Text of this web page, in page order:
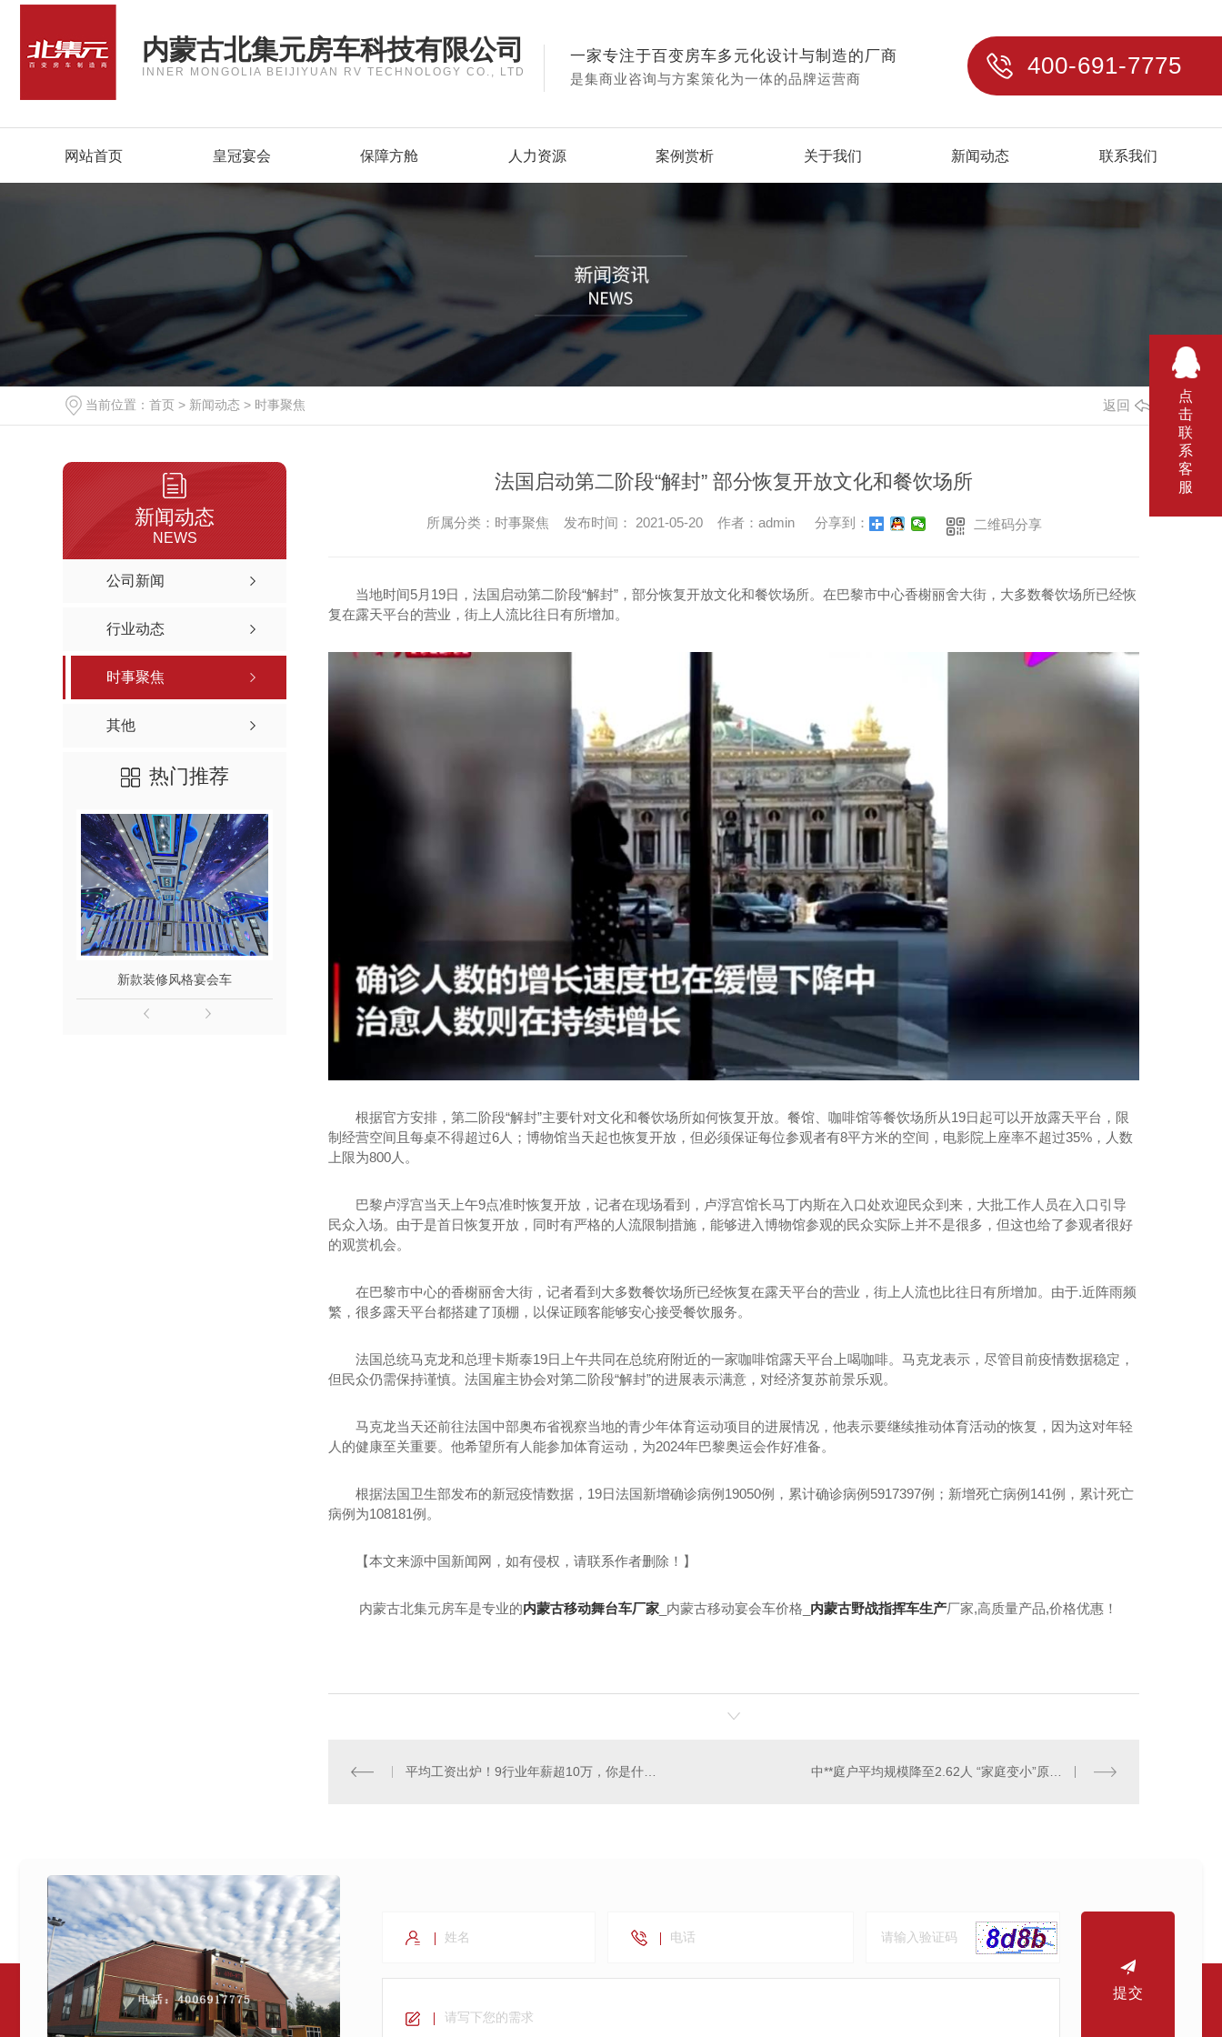
内蒙古北集元房车科技有限公司
INNER MONGOLIA BEIJIYUAN RV TECHNOLOGY CO., LTD
一家专注于百变房车多元化设计与制造的厂商
是集商业咨询与方案策化为一体的品牌运营商 400-691-7775
网站首页 皇冠宴会 保障方舱 人力资源 案例赏析 关于我们 新闻动态 联系我们
当前位置： 首页 > 新闻动态 > 时事聚焦 返回
新闻动态
NEWS
公司新闻
行业动态
时事聚焦
其他
热门推荐
新款装修风格宴会车 6.8米餐住一体多功能车 金标皇冠15米长宴会餐车 新款20桌宴会车厂家
法国启动第二阶段“解封” 部分恢复开放文化和餐饮场所
所属分类：时事聚焦 发布时间： 2021-05-20 作者：admin 分享到： 二维码分享
当地时间5月19日，法国启动第二阶段“解封”，部分恢复开放文化和餐饮场所。在巴黎市中心香榭丽舍大街，大多数餐饮场所已经恢
复在露天平台的营业，街上人流比往日有所增加。
根据官方安排，第二阶段“解封”主要针对文化和餐饮场所如何恢复开放。餐馆、咖啡馆等餐饮场所从19日起可以开放露天平台，限
制经营空间且每桌不得超过6人；博物馆当天起也恢复开放，但必须保证每位参观者有8平方米的空间，电影院上座率不超过35%，人数
上限为800人。
巴黎卢浮宫当天上午9点准时恢复开放，记者在现场看到，卢浮宫馆长马丁内斯在入口处欢迎民众到来，大批工作人员在入口引导
民众入场。由于是首日恢复开放，同时有严格的人流限制措施，能够进入博物馆参观的民众实际上并不是很多，但这也给了参观者很好
的观赏机会。
在巴黎市中心的香榭丽舍大街，记者看到大多数餐饮场所已经恢复在露天平台的营业，街上人流也比往日有所增加。由于.近阵雨频
繁，很多露天平台都搭建了顶棚，以保证顾客能够安心接受餐饮服务。
法国总统马克龙和总理卡斯泰19日上午共同在总统府附近的一家咖啡馆露天平台上喝咖啡。马克龙表示，尽管目前疫情数据稳定，
但民众仍需保持谨慎。法国雇主协会对第二阶段“解封”的进展表示满意，对经济复苏前景乐观。
马克龙当天还前往法国中部奥布省视察当地的青少年体育运动项目的进展情况，他表示要继续推动体育活动的恢复，因为这对年轻
人的健康至关重要。他希望所有人能参加体育运动，为2024年巴黎奥运会作好准备。
根据法国卫生部发布的新冠疫情数据，19日法国新增确诊病例19050例，累计确诊病例5917397例；新增死亡病例141例，累计死亡
病例为108181例。
【本文来源中国新闻网，如有侵权，请联系作者删除！】
内蒙古北集元房车是专业的内蒙古移动舞台车厂家 _内蒙古移动宴会车价格_ 内蒙古野战指挥车生产厂家,高质量产品,价格优惠！
平均工资出炉！9行业年薪超10万，你是什么段位打工人？ 中**庭户平均规模降至2.62人 “家庭变小”原因有哪些
提交
点
击
联
系
客
服